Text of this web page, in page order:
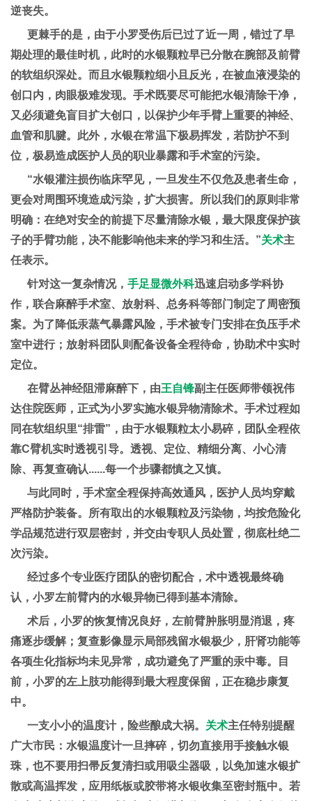
逆丧失。
更棘手的是，由于小罗受伤后已过了近一周，错过了早
期处理的最佳时机，此时的水银颗粒早已分散在腕部及前臂
的软组织深处。而且水银颗粒细小且反光，在被血液浸染的
创口内，肉眼极难发现。手术既要尽可能把水银清除干净，
又必须避免盲目扩大创口，以保护少年手臂上重要的神经、
血管和肌腱。此外，水银在常温下极易挥发，若防护不到
位，极易造成医护人员的职业暴露和手术室的污染。
“水银灌注损伤临床罕见，一旦发生不仅危及患者生命，
更会对周围环境造成污染，扩大损害。所以我们的原则非常
明确：在绝对安全的前提下尽量清除水银，最大限度保护孩
子的手臂功能，决不能影响他未来的学习和生活。”关术主
任表示。
针对这一复杂情况， 手足显微外科迅速启动多学科协
作，联合麻醉手术室、放射科、总务科等部门制定了周密预
案。为了降低汞蒸气暴露风险，手术被专门安排在负压手术
室中进行；放射科团队则配备设备全程待命，协助术中实时
定位。
在臂丛神经阻滞麻醉下，由王自锋副主任医师带领祝伟
达住院医师，正式为小罗实施水银异物清除术。手术过程如
同在软组织里“排雷”，由于水银颗粒太小易碎，团队全程依
靠C臂机实时透视引导。透视、定位、精细分离、小心清
除、再复查确认......每一个步骤都慎之又慎。
与此同时，手术室全程保持高效通风，医护人员均穿戴
严格防护装备。所有取出的水银颗粒及污染物，均按危险化
学品规范进行双层密封，并交由专职人员处置，彻底杜绝二
次污染。
经过多个专业医疗团队的密切配合，术中透视最终确
认，小罗左前臂内的水银异物已得到基本清除。
术后，小罗的恢复情况良好，左前臂肿胀明显消退，疼
痛逐步缓解；复查影像显示局部残留水银极少，肝肾功能等
各项生化指标均未见异常，成功避免了严重的汞中毒。目
前，小罗的左上肢功能得到最大程度保留，正在稳步康复
中。
一支小小的温度计，险些酿成大祸。 关术主任特别提醒
广大市民：水银温度计一旦摔碎，切勿直接用手接触水银
珠，也不要用扫帚反复清扫或用吸尘器吸，以免加速水银扩
散或高温挥发，应用纸板或胶带将水银收集至密封瓶中。若